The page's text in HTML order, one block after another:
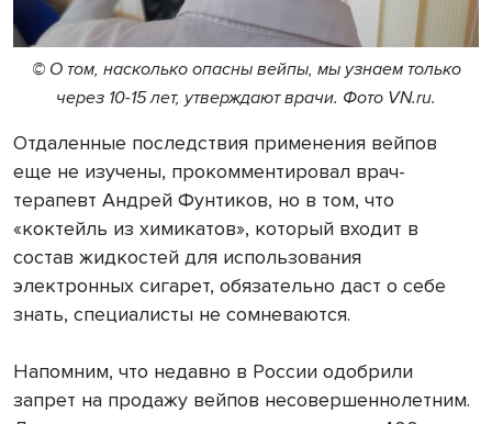
© О том, насколько опасны вейпы, мы узнаем только
через 10-15 лет, утверждают врачи. Фото VN.ru.
Отдаленные последствия применения вейпов
еще не изучены, прокомментировал врач-
терапевт Андрей Фунтиков, но в том, что
«коктейль из химикатов», который входит в
состав жидкостей для использования
электронных сигарет, обязательно даст о себе
знать, специалисты не сомневаются.
Напомним, что недавно в России одобрили
запрет на продажу вейпов несовершеннолетним.